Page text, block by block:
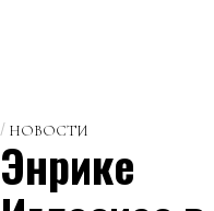
НОВОСТИ
Энрике